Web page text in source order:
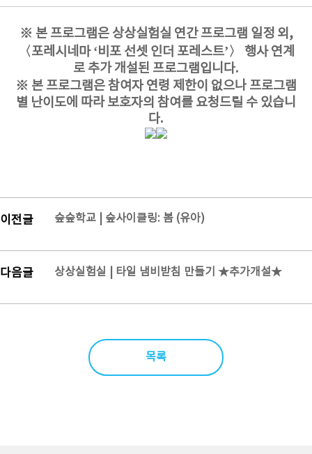
※ 본 프로그램은 상상실험실 연간 프로그램 일정 외,
〈포레시네마 ‘비포 선셋 인더 포레스트’〉 행사 연계
로 추가 개설된 프로그램입니다.
※ 본 프로그램은 참여자 연령 제한이 없으나 프로그램
별 난이도에 따라 보호자의 참여를 요청드릴 수 있습니
다.
이전글 숲숲학교 | 숲사이클링: 봄 (유아)
다음글 상상실험실 | 타일 냄비받침 만들기 ★추가개설★
목록